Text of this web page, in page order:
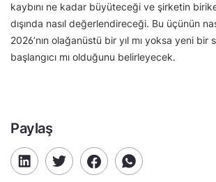
kaybını ne kadar büyüteceği ve şirketin
dışında nasıl değerlendireceği. Bu üçünün
2026’nın olağanüstü bir yıl mı yoksa yeni bir
başlangıcı mı olduğunu belirleyecek.
Paylaş